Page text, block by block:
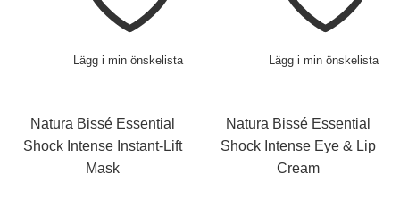
Lägg i min önskelista
Natura Bissé Essential
Shock Intense Instant-Lift
Mask
Lägg i min önskelista
Natura Bissé Essential
Shock Intense Eye & Lip
Cream